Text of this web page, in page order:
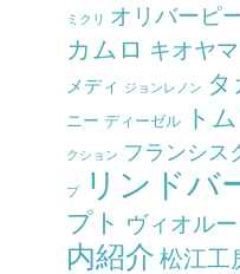
ミクリ オリバーピ
カムロ キオヤマ
メディ
ジョンレノン タ
ニー ディーゼル ト
クション フランシス
プ リンドバ
プト ヴィオルー
内紹介 松江工